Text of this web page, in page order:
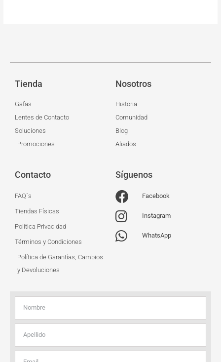
Tienda
Gafas
Lentes de Contacto
Soluciones
Promociones
Nosotros
Historia
Comunidad
Blog
Aliados
Contacto
FAQ´s
Tiendas Físicas
Política Privacidad
Términos y Condiciones
Política de Garantías, Cambios
y Devoluciones
Síguenos
Facebook
Instagram
WhatsApp